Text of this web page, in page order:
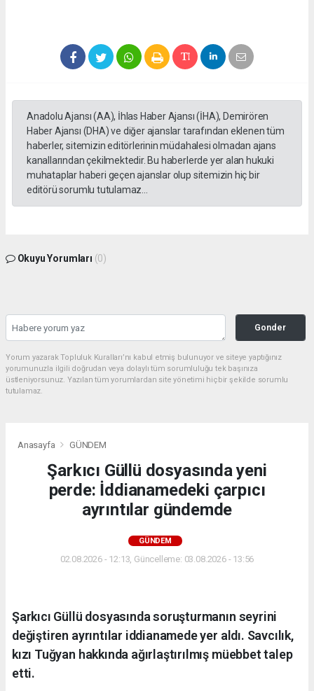
Anadolu Ajansı (AA), İhlas Haber Ajansı (İHA), Demirören
Haber Ajansı (DHA) ve diğer ajanslar tarafından eklenen tüm
haberler, sitemizin editörlerinin müdahalesi olmadan ajans
kanallarından çekilmektedir. Bu haberlerde yer alan hukuki
muhataplar haberi geçen ajanslar olup sitemizin hiç bir
editörü sorumlu tutulamaz...
Okuyu Yorumları (0)
Gonder
Yorum yazarak Topluluk Kuralları’nı kabul etmiş bulunuyor ve siteye yaptığınız
yorumunuzla ilgili doğrudan veya dolaylı tüm sorumluluğu tek başınıza
üstleniyorsunuz. Yazılan tüm yorumlardan site yönetimi hiçbir şekilde sorumlu
tutulamaz.
Anasayfa GÜNDEM
Şarkıcı Güllü dosyasında yeni
perde: İddianamedeki çarpıcı
ayrıntılar gündemde
GÜNDEM
02.08.2026 - 12:13, Güncelleme: 03.08.2026 - 13:56
Şarkıcı Güllü dosyasında soruşturmanın seyrini
değiştiren ayrıntılar iddianamede yer aldı. Savcılık,
kızı Tuğyan hakkında ağırlaştırılmış müebbet talep
etti.